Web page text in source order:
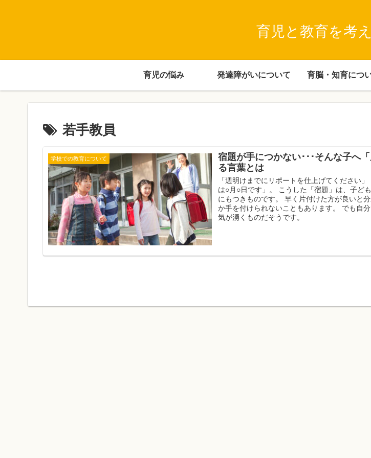
育児と教育を考
育児の悩み 発達障がいについて 育脳・知育につ
若手教員
学校での教育について
宿題が手につかない･･･そんな子へ
る言葉とは
「週明けまでにリポートを仕上げてください
は○月○日です」。 こうした「宿題」は、子ど
にもつきものです。 早く片付けた方が良いと
か手を付けられないこともあります。 でも自
気が湧くものだそうです。